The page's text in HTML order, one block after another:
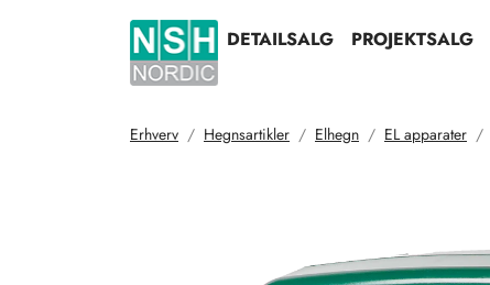
DETAILSALG PROJEKTSALG
Erhverv Hegnsartikler Elhegn EL apparater